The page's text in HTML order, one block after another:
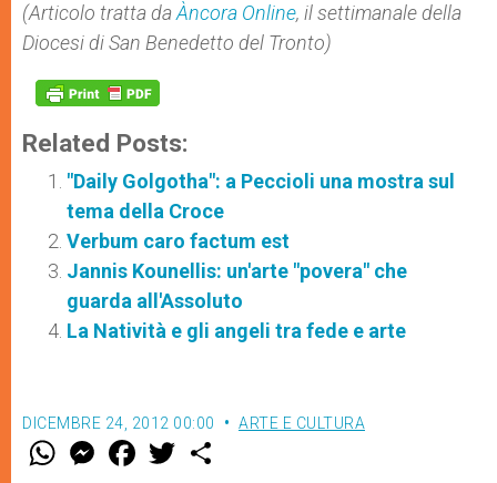
(Articolo tratta daÀncora Online, il settimanale della
Diocesi di San Benedetto del Tronto)
Related Posts:
"Daily Golgotha": a Peccioli una mostra sul
tema della Croce
Verbum caro factum est
Jannis Kounellis: un'arte "povera" che
guarda all'Assoluto
La Natività e gli angeli tra fede e arte
DICEMBRE 24, 2012 00:00 ARTE E CULTURA
W M
e
F
a w